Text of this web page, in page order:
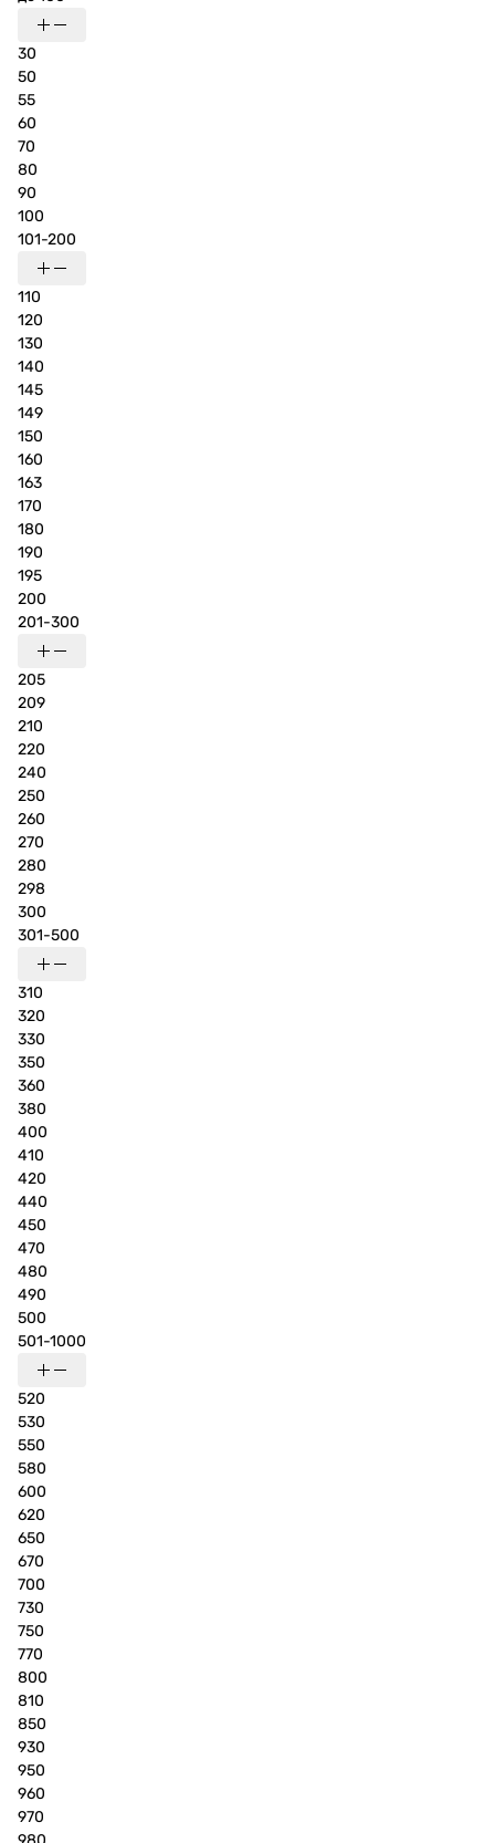
30
50
55
60
70
80
90
100
101-200
110
120
130
140
145
149
150
160
163
170
180
190
195
200
201-300
205
209
210
220
240
250
260
270
280
298
300
301-500
310
320
330
350
360
380
400
410
420
440
450
470
480
490
500
501-1000
520
530
550
580
600
620
650
670
700
730
750
770
800
810
850
930
950
960
970